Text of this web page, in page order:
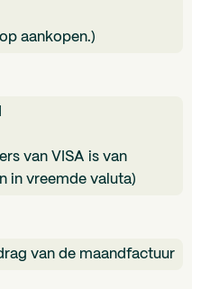
aankopen.)
van VISA is van
in vreemde valuta)
van de maandfactuur